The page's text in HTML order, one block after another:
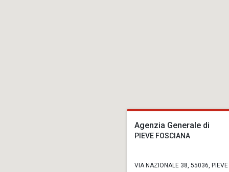
Agenzia Generale di
PIEVE FOSCIANA
VIA NAZIONALE 38, 55036, PIEVE